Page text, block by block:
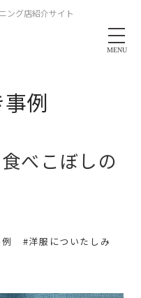
ング店紹介サイト
MENU
例
べこぼしの
#洋服についたしみ